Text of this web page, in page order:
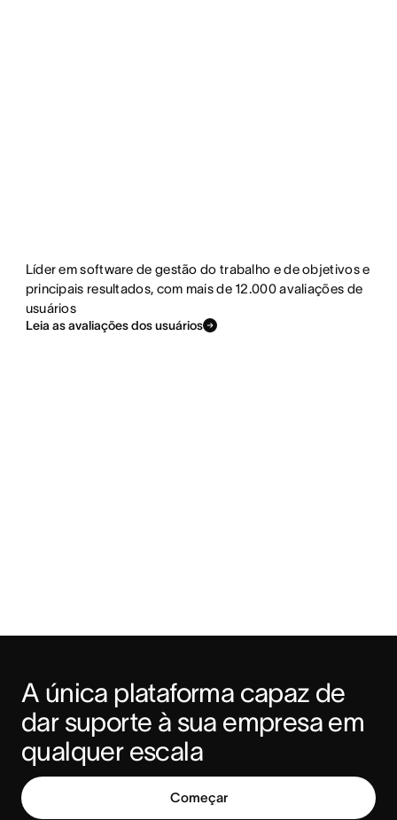
Líder em software de gestão do trabalho e de objetivos e
principais resultados, com mais de 12.000 avaliações de
usuários
Leia as avaliações dos usuários
A única plataforma capaz de
dar suporte à sua empresa em
qualquer escala
Começar